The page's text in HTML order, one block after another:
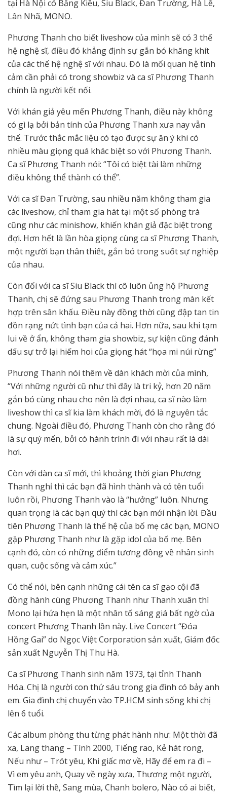
tại Hà Nội có Bằng Kiều, Siu Black, Đan Trường, Hà Lê,
Lân Nhã, MONO.
Phương Thanh cho biết liveshow của mình sẽ có 3 thế
hệ nghệ sĩ, điều đó khẳng định sự gắn bó khăng khít
của các thế hệ nghệ sĩ với nhau. Đó là mối quan hệ tình
cảm cần phải có trong showbiz và ca sĩ Phương Thanh
chính là người kết nối.
Với khán giả yêu mến Phương Thanh, điều này không
có gì lạ bởi bản tính của Phương Thanh xưa nay vẫn
thế. Trước thắc mắc liệu có tạo được sự ăn ý khi có
nhiều màu giọng quá khác biệt so với Phương Thanh.
Ca sĩ Phương Thanh nói: “Tôi có biệt tài làm những
điều không thể thành có thể”.
Với ca sĩ Đan Trường, sau nhiều năm không tham gia
các liveshow, chỉ tham gia hát tại một số phòng trà
cũng như các minishow, khiến khán giả đặc biệt trong
đợi. Hơn hết là lần hòa giọng cùng ca sĩ Phương Thanh,
một người bạn thân thiết, gắn bó trong suốt sự nghiệp
của nhau.
Còn đối với ca sĩ Siu Black thì cô luôn ủng hộ Phương
Thanh, chị sẽ đứng sau Phương Thanh trong màn kết
hợp trên sân khấu. Điều này đồng thời cũng đập tan tin
đồn rạng nứt tình bạn của cả hai. Hơn nữa, sau khi tạm
lui về ở ẩn, không tham gia showbiz, sự kiện cũng đánh
dấu sự trở lại hiếm hoi của giọng hát “họa mi núi rừng”
Phương Thanh nói thêm về dàn khách mời của mình,
“Với những người cũ như thì đây là tri kỷ, hơn 20 năm
gắn bó cùng nhau cho nên là đợi nhau, ca sĩ nào làm
liveshow thì ca sĩ kia làm khách mời, đó là nguyên tắc
chung. Ngoài điều đó, Phương Thanh còn cho rằng đó
là sự quý mến, bởi có hành trình đi với nhau rất là dài
hơi.
Còn với dàn ca sĩ mới, thì khoảng thời gian Phương
Thanh nghỉ thì các bạn đã hình thành và có tên tuổi
luôn rồi, Phương Thanh vào là “hưởng” luôn. Nhưng
quan trọng là các bạn quý thì các bạn mới nhận lời. Đầu
tiên Phương Thanh là thế hệ của bố mẹ các bạn, MONO
gặp Phương Thanh như là gặp idol của bố mẹ. Bên
cạnh đó, còn có những điểm tương đồng về nhân sinh
quan, cuộc sống và cảm xúc.”
Có thể nói, bên cạnh những cái tên ca sĩ gạo cội đã
đồng hành cùng Phương Thanh như Thanh xuân thì
Mono lại hứa hẹn là một nhân tố sáng giá bất ngờ của
concert Phương Thanh lần này. Live Concert “Đóa
Hồng Gai” do Ngọc Việt Corporation sản xuất, Giám đốc
sản xuất Nguyễn Thị Thu Hà.
Ca sĩ Phương Thanh sinh năm 1973, tại tỉnh Thanh
Hóa. Chị là người con thứ sáu trong gia đình có bảy anh
em. Gia đình chị chuyển vào TP.HCM sinh sống khi chị
lên 6 tuổi.
Các album phòng thu từng phát hành như: Một thời đã
xa, Lang thang – Tình 2000, Tiếng rao, Kẻ hát rong,
Nếu như – Trót yêu, Khi giấc mơ về, Hãy để em ra đi –
Vì em yêu anh, Quay về ngày xưa, Thương một người,
Tìm lại lời thề, Sang mùa, Chanh bolero, Nào có ai biết,